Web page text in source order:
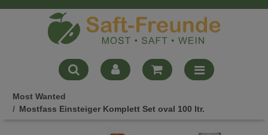
Most Wanted
Mostfass Einsteiger Komplett Set oval 100 ltr.